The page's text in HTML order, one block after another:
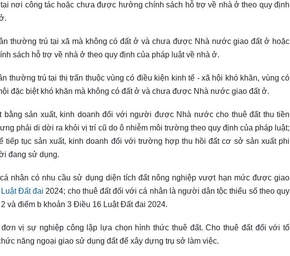
nơi công tác hoặc chưa được hưởng chính sách hỗ trợ về nhà ở theo quy định
thường trú tại xã mà không có đất ở và chưa được Nhà nước giao đất ở hoặc
sách hỗ trợ về nhà ở theo quy định của pháp luật về nhà ở.
thường trú tại thị trấn thuộc vùng có điều kiện kinh tế - xã hội khó khăn, vùng có
đặc biệt khó khăn mà không có đất ở và chưa được Nhà nước giao đất ở.
bằng sản xuất, kinh doanh đối với người được Nhà nước cho thuê đất thu tiền
phải di dời ra khỏi vị trí cũ do ô nhiễm môi trường theo quy định của pháp luật;
tiếp tục sản xuất, kinh doanh đối với trường hợp thu hồi đất cơ sở sản xuất phi
đang sử dụng.
nhân có nhu cầu sử dụng diện tích đất nông nghiệp vượt hạn mức được giao
Đất đai 2024; cho thuê đất đối với cá nhân là người dân tộc thiểu số theo quy
và điểm b khoản 3 Điều 16 Luật Đất đai 2024.
vị sự nghiệp công lập lựa chọn hình thức thuê đất. Cho thuê đất đối với tổ
năng ngoại giao sử dụng đất để xây dựng trụ sở làm việc.